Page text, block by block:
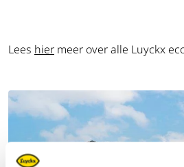
Lees hier meer over alle Luyckx